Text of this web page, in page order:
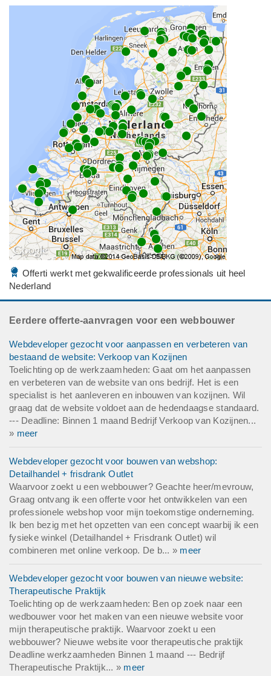
Offerti werkt met gekwalificeerde professionals uit heel
Nederland
Eerdere offerte-aanvragen voor een webbouwer
Webdeveloper gezocht voor aanpassen en verbeteren van
bestaand de website: Verkoop van Kozijnen
Toelichting op de werkzaamheden: Gaat om het aanpassen
en verbeteren van de website van ons bedrijf. Het is een
specialist is het aanleveren en inbouwen van kozijnen. Wil
graag dat de website voldoet aan de hedendaagse standaard.
--- Deadline: Binnen 1 maand Bedrijf Verkoop van Kozijnen...
» meer
Webdeveloper gezocht voor bouwen van webshop:
Detailhandel + frisdrank Outlet
Waarvoor zoekt u een webbouwer? Geachte heer/mevrouw,
Graag ontvang ik een offerte voor het ontwikkelen van een
professionele webshop voor mijn toekomstige onderneming.
Ik ben bezig met het opzetten van een concept waarbij ik een
fysieke winkel (Detailhandel + Frisdrank Outlet) wil
combineren met online verkoop. De b... » meer
Webdeveloper gezocht voor bouwen van nieuwe website:
Therapeutische Praktijk
Toelichting op de werkzaamheden: Ben op zoek naar een
wedbouwer voor het maken van een nieuwe website voor
mijn therapeutische praktijk. Waarvoor zoekt u een
webbouwer? Nieuwe website voor therapeutische praktijk
Deadline werkzaamheden Binnen 1 maand --- Bedrijf
Therapeutische Praktijk... » meer